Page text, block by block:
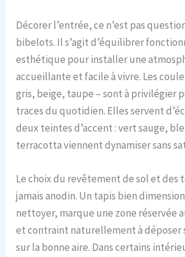
Décorer l’entrée, ce n’est pas
bibelots. Il s’agit d’équilibrer
esthétique pour installer une
accueillante et facile à vivre. Les
gris, beige, taupe – sont à privilégier
traces du quotidien. Elles servent
deux teintes d’accent : vert sauge,
terracotta viennent dynamiser sans
Le choix du revêtement de sol et des
jamais anodin. Un tapis bien
nettoyer, marque une zone réservée
et contraint naturellement à déposer
sur la bonne aire. Dans certains